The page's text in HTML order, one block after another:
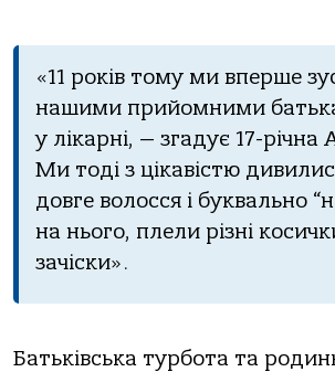
«11 років тому ми вперше
нашими прийомними
у лікарні, — згадує 17-річна
Ми тоді з цікавістю
довге волосся і буквально
на нього, плели різні
зачіски».
Батьківська турбота та